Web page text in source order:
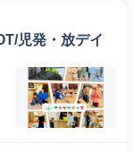
児発・放デイ